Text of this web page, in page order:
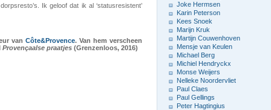
Ik geloof dat ik al ‘statusresistent’
van Côte&Provence. Van hem verscheen
Provençaalse praatjes (Grenzenloos, 2016)
Joke Hermsen
Karin Peterson
Kees Snoek
Marijn Kruk
Martijn Couwenhoven
Mensje van Keulen
Michael Berg
Michiel Hendryckx
Monse Weijers
Nelleke Noordervliet
Paul Claes
Paul Gellings
Peter Hagtingius